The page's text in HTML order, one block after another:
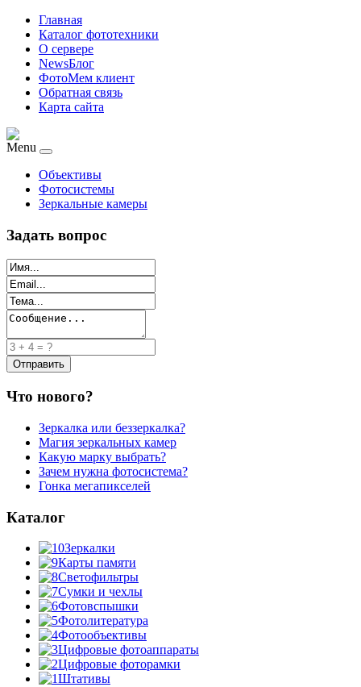
Главная
Каталог фототехники
О сервере
NewsБлог
ФотоМем клиент
Обратная связь
Карта сайта
Menu
Объективы
Фотосистемы
Зеркальные камеры
Задать вопрос
Что нового?
Зеркалка или беззеркалка?
Магия зеркальных камер
Какую марку выбрать?
Зачем нужна фотосистема?
Гонка мегапикселей
Каталог
Зеркалки
Карты памяти
Светофильтры
Сумки и чехлы
Фотовспышки
Фотолитература
Фотообъективы
Цифровые фотоаппараты
Цифровые фоторамки
Штативы